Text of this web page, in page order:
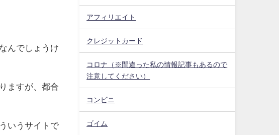
んでしょうけ
ますが、都合
いうサイトで
アフィリエイト
クレジットカード
コロナ（※間違った私の情報記事もあるので
注意してください）
コンビニ
ゴイム